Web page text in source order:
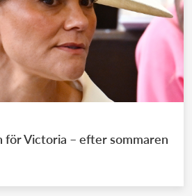
för Victoria – efter sommaren